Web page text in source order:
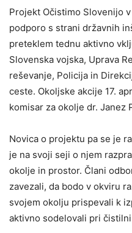
Projekt Očistimo Slovenijo
podporo s strani državnih
preteklem tednu aktivno
Slovenska vojska, Uprava
reševanje, Policija in
ceste. Okoljske akcije 17.
komisar za okolje dr. Janez
Novica o projektu pa se je
je na svoji seji o njem
okolje in prostor. Člani
zavezali, da bodo v okviru
svojem okolju prispevali k
aktivno sodelovali pri